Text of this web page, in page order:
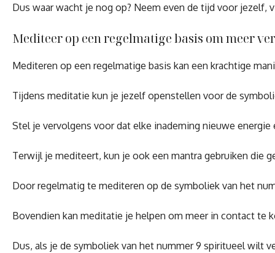
Dus waar wacht je nog op? Neem even de tijd voor
Mediteer op een regelmatige basis om meer
Mediteren op een regelmatige basis kan een krachtige
Tijdens meditatie kun je jezelf openstellen voor de
Stel je vervolgens voor dat elke inademing nieuwe
Terwijl je mediteert, kun je ook een mantra gebruiken die
Door regelmatig te mediteren op de symboliek van het
Bovendien kan meditatie je helpen om meer in contact te
Dus, als je de symboliek van het nummer 9 spiritueel wilt